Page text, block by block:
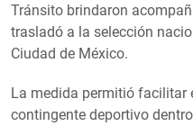
Tránsito brindaron
trasladó a la selección
Ciudad de México.
La medida permitió facilitar
contingente deportivo